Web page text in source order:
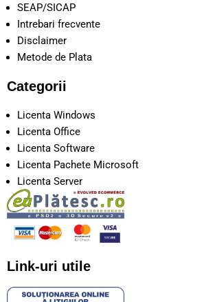
SEAP/SICAP
Intrebari frecvente
Disclaimer
Metode de Plata
Categorii
Licenta Windows
Licenta Office
Licenta Software
Licenta Pachete Microsoft
Licenta Server
Link-uri utile